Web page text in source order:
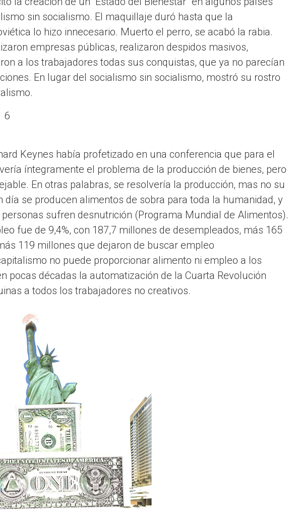
sin socialismo. El maquillaje duró hasta que la
lo hizo innecesario. Muerto el perro, se acabó la rabia.
empresas públicas, realizaron despidos masivos,
a los trabajadores todas sus conquistas, que ya no parecían
En lugar del socialismo sin socialismo, mostró su rostro
Keynes había profetizado en una conferencia que para el
íntegramente el problema de la producción de bienes, pero
En otras palabras, se resolvería la producción, mas no su
día se producen alimentos de sobra para toda la humanidad, y
sufren desnutrición (Programa Mundial de Alimentos).
fue de 9,4%, con 187,7 millones de desempleados, más 165
119 millones que dejaron de buscar empleo
no puede proporcionar alimento ni empleo a los
pocas décadas la automatización de la Cuarta Revolución
a todos los trabajadores no creativos.